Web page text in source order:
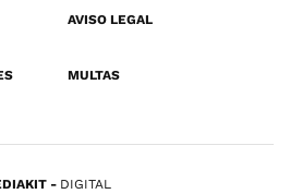
AVISO LEGAL
MULTAS
DIGITAL